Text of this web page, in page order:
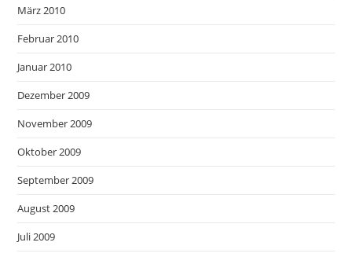
März 2010
Februar 2010
Januar 2010
Dezember 2009
November 2009
Oktober 2009
September 2009
August 2009
Juli 2009